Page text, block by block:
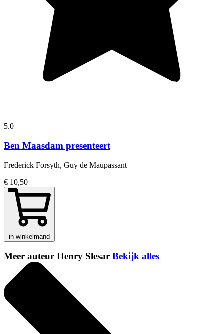
5.0
Ben Maasdam presenteert
Frederick Forsyth, Guy de Maupassant
€ 10,50
in winkelmand
Meer auteur Henry Slesar Bekijk alles